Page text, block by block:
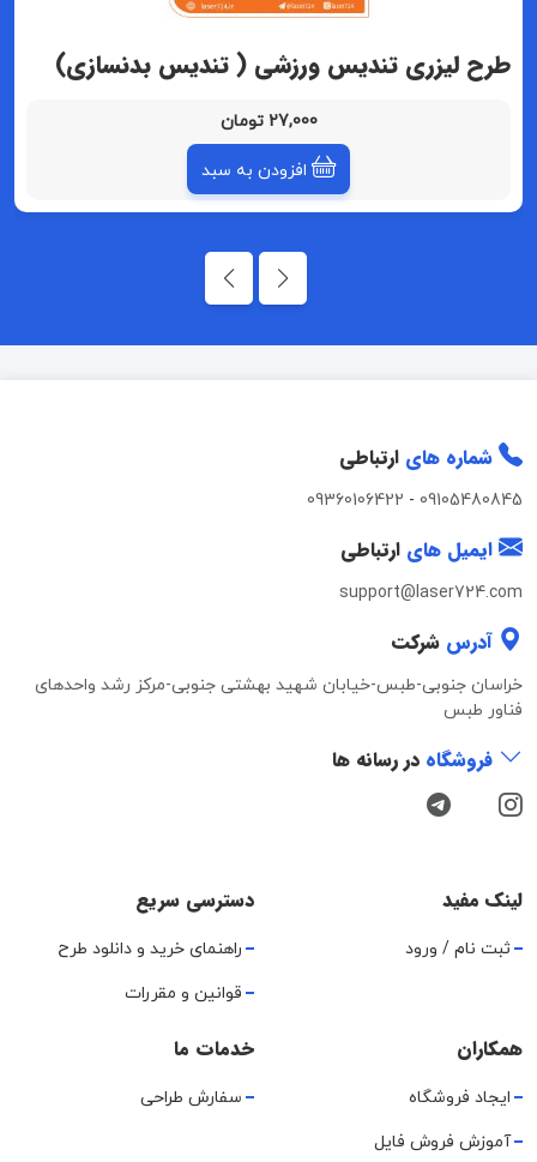
طرح لیزری تندیس ورزشی ( تندیس بدنسازی)
27,000 تومان
افزودن به سبد
شماره های ارتباطی
09105480845
-
09360106422
ایمیل های ارتباطی
support@laser724.com
آدرس شرکت
خراسان جنوبی-طبس-خیابان شهید بهشتی جنوبی-مرکز رشد واحدهای
فناور طبس
فروشگاه در رسانه ها
لینک مفید
ثبت نام / ورود
دسترسی سریع
راهنمای خرید و دانلود طرح
قوانین و مقررات
همکاران
ایجاد فروشگاه
آموزش فروش فایل
خدمات ما
سفارش طراحی